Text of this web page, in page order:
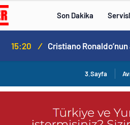
Son Dakika
15:20 /
3.Sayfa